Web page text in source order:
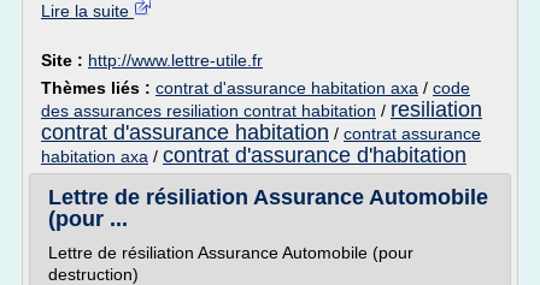
Lire la suite
Site : http://www.lettre-utile.fr
Thèmes liés : contrat d'assurance habitation axa / code
des assurances resiliation contrat habitation / resiliation
contrat d'assurance habitation / contrat assurance
habitation axa / contrat d'assurance d'habitation
Lettre de résiliation Assurance Automobile
(pour ...
Lettre de résiliation Assurance Automobile (pour
destruction)